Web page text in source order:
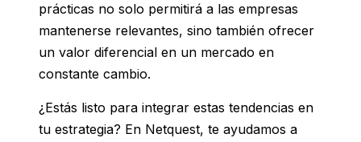
prácticas no solo permitirá a las empresas
mantenerse relevantes, sino también ofrecer
un valor diferencial en un mercado en
constante cambio.
¿Estás listo para integrar estas tendencias en
tu estrategia? En Netquest, te ayudamos a